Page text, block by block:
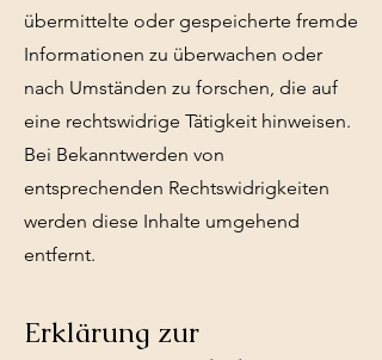
übermittelte oder gespeicherte fremde
Informationen zu überwachen oder
nach Umständen zu forschen, die auf
eine rechtswidrige Tätigkeit hinweisen.
Bei Bekanntwerden von
entsprechenden Rechtswidrigkeiten
werden diese Inhalte umgehend
entfernt.
Erklärung zur